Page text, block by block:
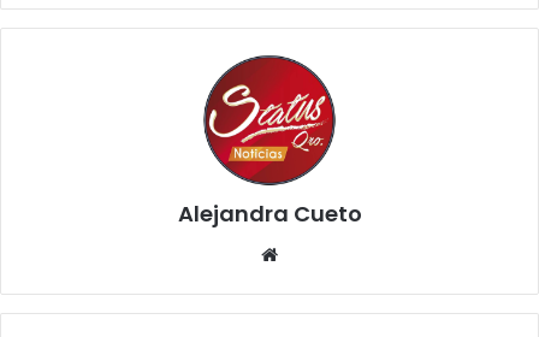
Alejandra Cueto